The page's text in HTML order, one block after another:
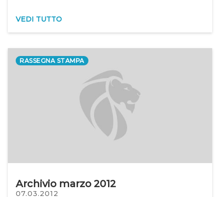
VEDI TUTTO
RASSEGNA STAMPA
Archivio marzo 2012
07.03.2012